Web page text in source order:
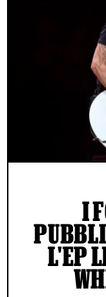
I
L'EP